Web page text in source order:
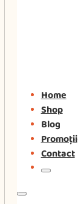
Home
Shop
Blog
Promoții
Contact